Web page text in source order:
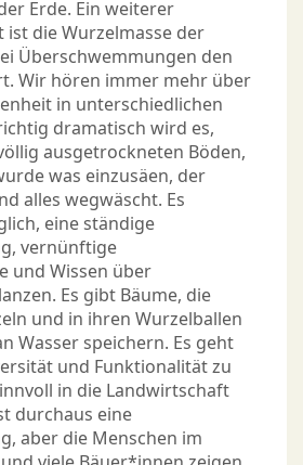
Erde. Ein weiterer
die Wurzelmasse der
Überschwemmungen den
Wir hören immer mehr über
in unterschiedlichen
dramatisch wird es,
ausgetrockneten Böden,
was einzusäen, der
alles wegwäscht. Es
eine ständige
vernünftige
und Wissen über
Es gibt Bäume, die
und in ihren Wurzelballen
Wasser speichern. Es geht
und Funktionalität zu
in die Landwirtschaft
durchaus eine
aber die Menschen im